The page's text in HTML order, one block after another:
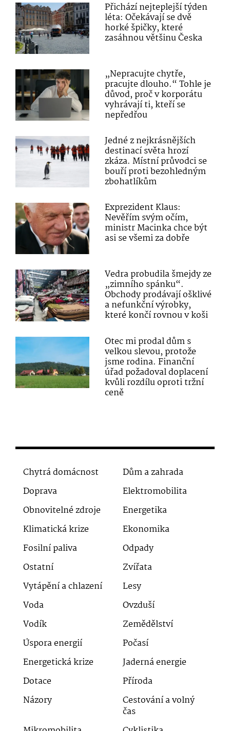
Přichází nejteplejší týden
léta: Očekávají se dvě
horké špičky, které
zasáhnou většinu Česka
„Nepracujte chytře,
pracujte dlouho.“ Tohle je
důvod, proč v korporátu
vyhrávají ti, kteří se
nepředřou
Jedné z nejkrásnějších
destinací světa hrozí
zkáza. Místní průvodci se
bouří proti bezohledným
zbohatlíkům
Exprezident Klaus:
Nevěřím svým očím,
ministr Macinka chce být
asi se všemi za dobře
Vedra probudila šmejdy ze
„zimního spánku“.
Obchody prodávají ošklivé
a nefunkční výrobky,
které končí rovnou v koši
Otec mi prodal dům s
velkou slevou, protože
jsme rodina. Finanční
úřad požadoval doplacení
kvůli rozdílu oproti tržní
ceně
Chytrá domácnost
Dům a zahrada
Doprava
Elektromobilita
Obnovitelné zdroje
Energetika
Klimatická krize
Ekonomika
Fosilní paliva
Odpady
Ostatní
Zvířata
Vytápění a chlazení
Lesy
Voda
Ovzduší
Vodík
Zemědělství
Úspora energií
Počasí
Energetická krize
Jaderná energie
Dotace
Příroda
Názory
Cestování a volný
čas